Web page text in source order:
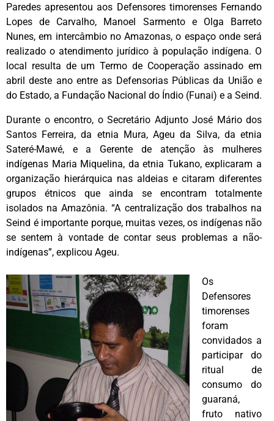
Paredes apresentou aos Defensores timorenses Fernando
Lopes de Carvalho, Manoel Sarmento e Olga Barreto
Nunes, em intercâmbio no Amazonas, o espaço onde será
realizado o atendimento jurídico à população indígena. O
local resulta de um Termo de Cooperação assinado em
abril deste ano entre as Defensorias Públicas da União e
do Estado, a Fundação Nacional do Índio (Funai) e a Seind.
Durante o encontro, o Secretário Adjunto José Mário dos
Santos Ferreira, da etnia Mura, Ageu da Silva, da etnia
Sateré-Mawé, e a Gerente de atenção às mulheres
indígenas Maria Miquelina, da etnia Tukano, explicaram a
organização hierárquica nas aldeias e citaram diferentes
grupos étnicos que ainda se encontram totalmente
isolados na Amazônia. “A centralização dos trabalhos na
Seind é importante porque, muitas vezes, os indígenas não
se sentem à vontade de contar seus problemas a não-
indígenas”, explicou Ageu.
Os
Defensores
timorenses
foram
convidados a
participar do
ritual de
consumo do
guaraná,
fruto nativo